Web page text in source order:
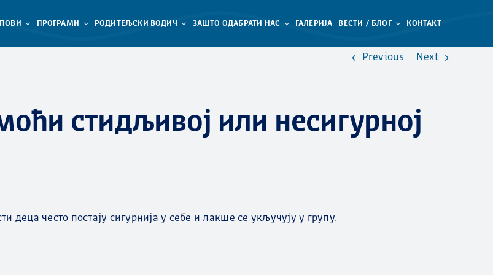
ПРОГРАМИ РОДИТЕЉСКИ ВОДИЧ ЗАШТО ОДАБРАТИ НАС ГАЛЕРИЈА ВЕСТИ / БЛОГ КОНТАКТ
Previous Next
стидљивој или несигурној
деца често постају сигурнија у себе и лакше се укључују у групу.